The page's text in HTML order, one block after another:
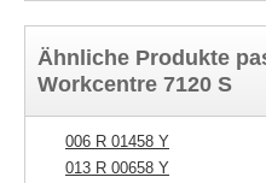
Ähnliche Produkte
Workcentre 7120 S
006 R 01458 Y
013 R 00658 Y